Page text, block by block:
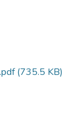
(735.5 KB)